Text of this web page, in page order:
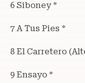
6 Siboney *
7 A Tus Pies *
8 El Carretero
9 Ensayo *